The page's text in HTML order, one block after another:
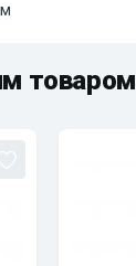
товаром